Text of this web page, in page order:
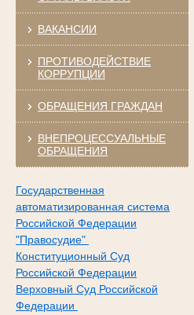
ВАКАНСИИ
ПРОТИВОДЕЙСТВИЕ
КОРРУПЦИИ
ОБРАЩЕНИЯ ГРАЖДАН
ВНЕПРОЦЕССУАЛЬНЫЕ
ОБРАЩЕНИЯ
Государственная
автоматизированная система
Российской Федерации
"Правосудие"
Конституционный Суд
Российской Федерации
Верховный Суд Российской
Федерации